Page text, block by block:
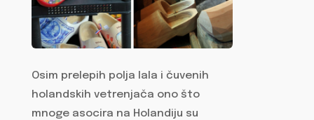
Osim prelepih polja lala i čuvenih
holandskih vetrenjača ono što
mnoge asocira na Holandiju su